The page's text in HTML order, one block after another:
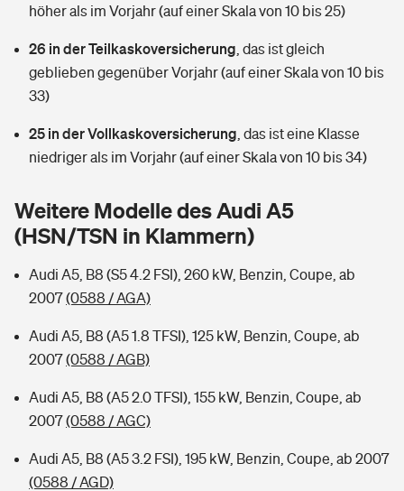
Wer versichert was: Jetzt Versicherer finden
Sie haben Fragen?
Mietkautionsversicherung
Restkreditversicherung
Hochwasser-Check: Wie gefährdet ist Ihr Haus?
Wer versichert was: Jetzt Versicherer finden
Sie haben Fragen?
Kinderinvalidität
Reiseversicherung
Hundehalter-Haftpflicht
Private Cyberversicherung
Musikinstrumentenversicherung
Zur Übersicht
Tools
Kinderunfall-Check: Mehr Sicherheit für deine Kids
Tools
Wer versichert was: Jetzt Versicherer finden
Sie haben Fragen?
Rentenrechner: Wie viel Geld bekomme ich im Alter?
höher als im Vorjahr (auf einer Skala von 10 bis 25)
26 in der Teilkaskoversicherung das ist gleich
geblieben gegenüber Vorjahr (auf einer Skala von 10 bis
33)
25 in der Vollkaskoversicherung das ist eine Klasse
niedriger als im Vorjahr (auf einer Skala von 10 bis 34)
Weitere Modelle des Audi A5
(HSN/TSN in Klammern)
Audi A5, B8 (S5 4.2 FSI), 260 kW, Benzin, Coupe, ab
2007(0588 / AGA)
Audi A5, B8 (A5 1.8 TFSI), 125 kW, Benzin, Coupe, ab
2007(0588 / AGB)
Audi A5, B8 (A5 2.0 TFSI), 155 kW, Benzin, Coupe, ab
2007(0588 / AGC)
Audi A5, B8 (A5 3.2 FSI), 195 kW, Benzin, Coupe, ab 2007
(0588 / AGD)